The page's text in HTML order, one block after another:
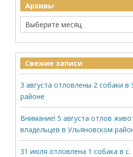
Архивы
Свежие записи
3 августа отловлены 2 собаки в
районе
Внимание! 5 августа отлов
владельцев в Ульяновском
31 июля отловлена 1 собака в